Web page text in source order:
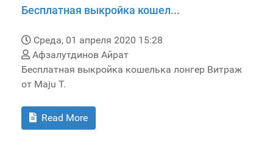
Бесплатная выкройка кошел...
Среда, 01 апреля 2020 15:28
Афзалутдинов Айрат
Бесплатная выкройка кошелька лонгер Витраж
от Maju T.
Read More